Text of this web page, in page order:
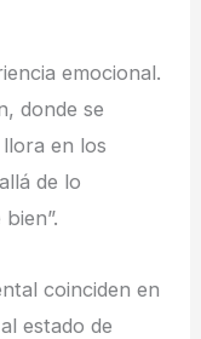
emocional.
donde se
en los
de lo
coinciden en
estado de